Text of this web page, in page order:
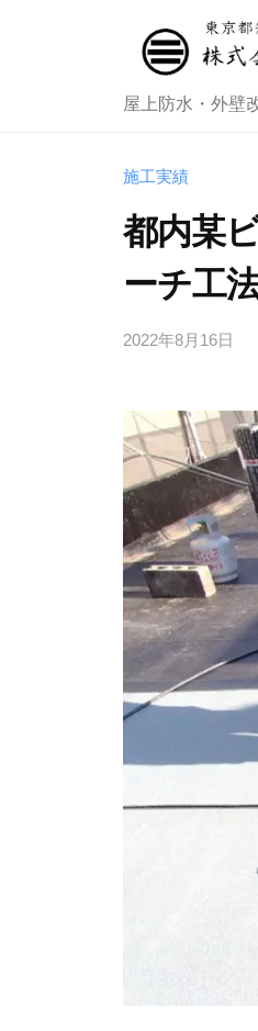
株
会
社
大
浜
屋上防水・外壁
施工実績
都内某
ーチ工
2022年8月16日
理
者
式
社
業